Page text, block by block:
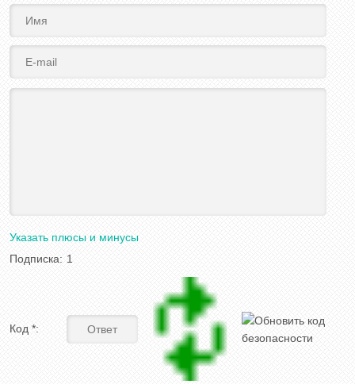
Указать плюсы и минусы
Подписка: 1
Код *: